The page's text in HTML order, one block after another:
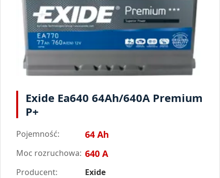
Exide Ea640 64Ah/640A Premium
P+
Pojemność: 64 Ah
Moc rozruchowa: 640 A
Producent: Exide